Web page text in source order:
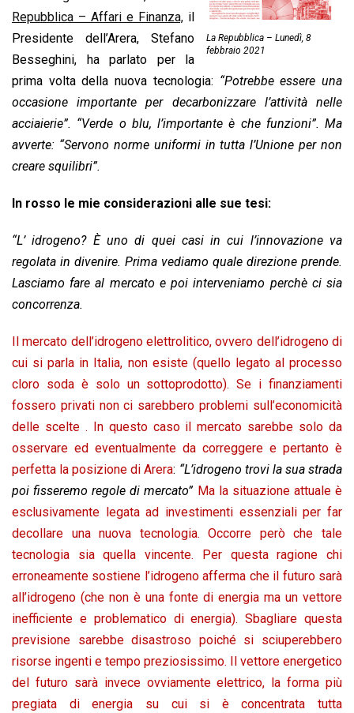
o
o
k
A
p
p
d
I
n
d
La Repubblica – Lunedì, 8
febbraio 2021
Repubblica – Affari e Finanza, il
Presidente dell’Arera, Stefano
Besseghini, ha parlato per la
prima volta della nuova tecnologia: “Potrebbe essere una
occasione importante per decarbonizzare l’attività nelle
acciaierie”. “Verde o blu, l’importante è che funzioni”. Ma
avverte: “Servono norme uniformi in tutta l’Unione per non
creare squilibri”.
In rosso le mie considerazioni alle sue tesi:
“L’ idrogeno? È uno di quei casi in cui l’innovazione va
regolata in divenire. Prima vediamo quale direzione prende.
Lasciamo fare al mercato e poi interveniamo perchè ci sia
concorrenza.
Il mercato dell’idrogeno elettrolitico, ovvero dell’idrogeno di
cui si parla in Italia, non esiste (quello legato al processo
cloro soda è solo un sottoprodotto). Se i finanziamenti
fossero privati non ci sarebbero problemi sull’economicità
delle scelte . In questo caso il mercato sarebbe solo da
osservare ed eventualmente da correggere e pertanto è
perfetta la posizione di Arera: “L’idrogeno trovi la sua strada
poi fisseremo regole di mercato” Ma la situazione attuale è
esclusivamente legata ad investimenti essenziali per far
decollare una nuova tecnologia. Occorre però che tale
tecnologia sia quella vincente. Per questa ragione chi
erroneamente sostiene l’idrogeno afferma che il futuro sarà
all’idrogeno (che non è una fonte di energia ma un vettore
inefficiente e problematico di energia). Sbagliare questa
previsione sarebbe disastroso poiché si sciuperebbero
risorse ingenti e tempo preziosissimo. Il vettore energetico
del futuro sarà invece ovviamente elettrico, la forma più
pregiata di energia su cui si è concentrata tutta